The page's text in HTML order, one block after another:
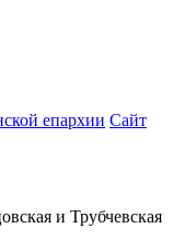
епархии Сайт
и Трубчевская